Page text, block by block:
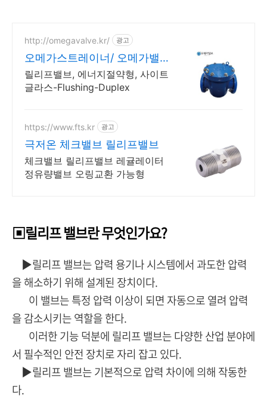
http://omegavalve.kr/ 광고
오메가스트레이너/ 오메가밸브
에너지 절감 친환경 밸브
릴리프밸브, 에너지절약형, 사이트
글라스-Flushing-Duplex
https://www.fts.kr 광고
극저온 체크밸브 릴리프밸브
체크밸브 릴리프밸브 레귤레이터
정유량밸브 오링교환 가능형
▣릴리프 밸브란 무엇인가요?
▶릴리프 밸브는 압력 용기나 시스템에서 과도한 압력
을 해소하기 위해 설계된 장치이다.
이 밸브는 특정 압력 이상이 되면 자동으로 열려 압력
을 감소시키는 역할을 한다.
이러한 기능 덕분에 릴리프 밸브는 다양한 산업 분야에
서 필수적인 안전 장치로 자리 잡고 있다.
▶릴리프 밸브는 기본적으로 압력 차이에 의해 작동한
다.